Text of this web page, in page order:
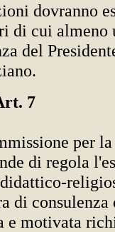
dovranno
di cui almeno
del
7
per
di regola
di
e motivata